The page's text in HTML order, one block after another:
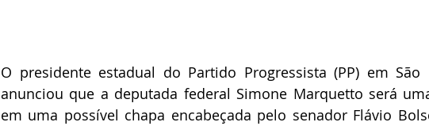
O presidente estadual do Partido Progressista (PP) em São
anunciou que a deputada federal Simone Marquetto será
em uma possível chapa encabeçada pelo senador Flávio